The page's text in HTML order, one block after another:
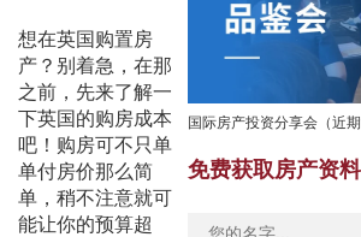
想在英国购置房
产？别着急，在那
之前，先来了解一
下英国的购房成本
吧！购房可不只单
单付房价那么简
单，稍不注意就可
能让你的预算超
国际房产投资分享会（近期
免费获取房产资料